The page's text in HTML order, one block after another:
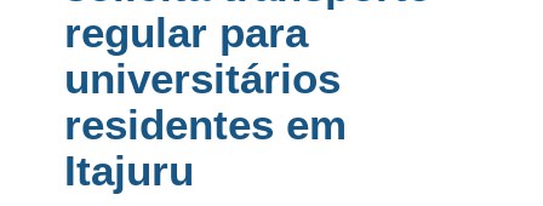
regular para
universitários
residentes em
Itajuru